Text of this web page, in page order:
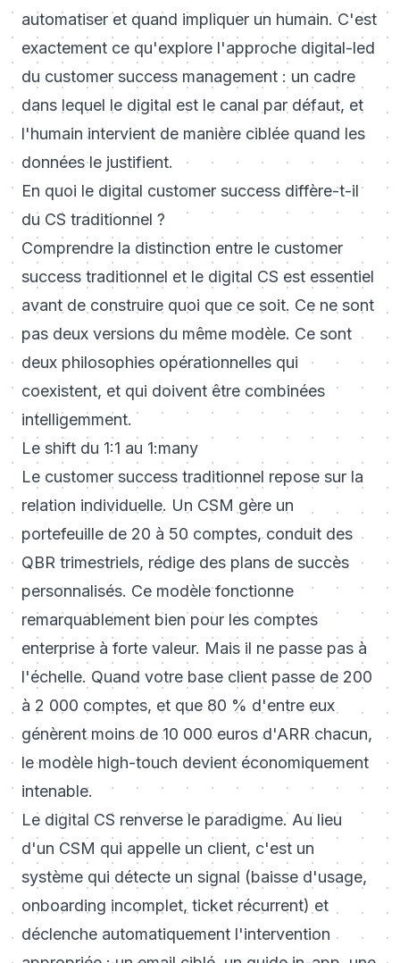
automatiser et quand impliquer un humain. C'est
exactement ce qu'explore l'approche digital-led
du customer success management : un cadre
dans lequel le digital est le canal par défaut, et
l'humain intervient de manière ciblée quand les
données le justifient.
En quoi le digital customer success diffère-t-il
du CS traditionnel ?
Comprendre la distinction entre le customer
success traditionnel et le digital CS est essentiel
avant de construire quoi que ce soit. Ce ne sont
pas deux versions du même modèle. Ce sont
deux philosophies opérationnelles qui
coexistent, et qui doivent être combinées
intelligemment.
Le shift du 1:1 au 1:many
Le customer success traditionnel repose sur la
relation individuelle. Un CSM gère un
portefeuille de 20 à 50 comptes, conduit des
QBR trimestriels, rédige des plans de succès
personnalisés. Ce modèle fonctionne
remarquablement bien pour les comptes
enterprise à forte valeur. Mais il ne passe pas à
l'échelle. Quand votre base client passe de 200
à 2 000 comptes, et que 80 % d'entre eux
génèrent moins de 10 000 euros d'ARR chacun,
le modèle high-touch devient économiquement
intenable.
Le digital CS renverse le paradigme. Au lieu
d'un CSM qui appelle un client, c'est un
système qui détecte un signal (baisse d'usage,
onboarding incomplet, ticket récurrent) et
déclenche automatiquement l'intervention